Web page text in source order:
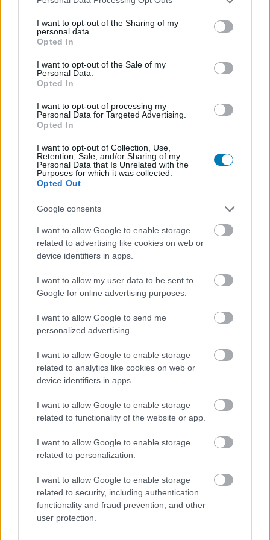
not limited to your visit or usage behaviour. You may click to
grant or deny consent to Google and its third-party tags to
use your data for below specified purposes in below Google
consent section.
I want to opt-out of the Sharing of my
personal data.
Opted In
I want to opt-out of the Sale of my
Personal Data.
Opted In
I want to opt-out of processing my
Personal Data for Targeted Advertising.
Opted In
I want to opt-out of Collection, Use,
Retention, Sale, and/or Sharing of my
Personal Data that Is Unrelated with the
Purposes for which it was collected.
Opted Out
Google consents
I want to allow Google to enable storage
related to advertising like cookies on web or
device identifiers in apps.
I want to allow my user data to be sent to
Google for online advertising purposes.
I want to allow Google to send me
personalized advertising.
I want to allow Google to enable storage
related to analytics like cookies on web or
device identifiers in apps.
I want to allow Google to enable storage
related to functionality of the website or app.
I want to allow Google to enable storage
related to personalization.
I want to allow Google to enable storage
related to security, including authentication
functionality and fraud prevention, and other
user protection.
Hozzászólások
Travis Scott is feltűnik
Christopher Nolan
Odüsszeiájának új
előzetesében
2026 január 26. 08:30
Az NFL AFC-döntő alatt bemutatott spotban a
Unmute Loaded:
21.65%
Christopher Nolan készülő nagyívű filmje, a
The Odyssey
új televíziós előzetese az NFL AFC-döntő közvetítése
mivel ebben tűnt fel először Travis Scott is. A rövid
jelenetben a világsztár egy asztalon állva szólítja meg a
katonák egy csoportját, köztük Tom Holland által
alakított Télemakhoszt és Jon Bernthal Menelaoszát. A
felvételek pillanatok alatt elterjedtek a közösségi
médiában, tovább fokozva az érdeklődést a film iránt.